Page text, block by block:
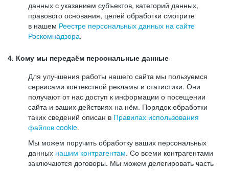
данных с указанием субъектов, категорий данных,
правового основания, целей обработки смотрите
в нашем Реестре персональных данных на сайте
Роскомнадзора.
4. Кому мы передаём персональные данные
Для улучшения работы нашего сайта мы пользуемся
сервисами контекстной рекламы и статистики. Они
получают от нас доступ к информации о посещении
сайта и ваших действиях на нём. Порядок обработки
таких сведений описан в Правилах использования
файлов cookie.
Мы можем поручить обработку ваших персональных
данных нашим контрагентам. Со всеми контрагентами
заключаются договоры. Мы можем делегировать часть